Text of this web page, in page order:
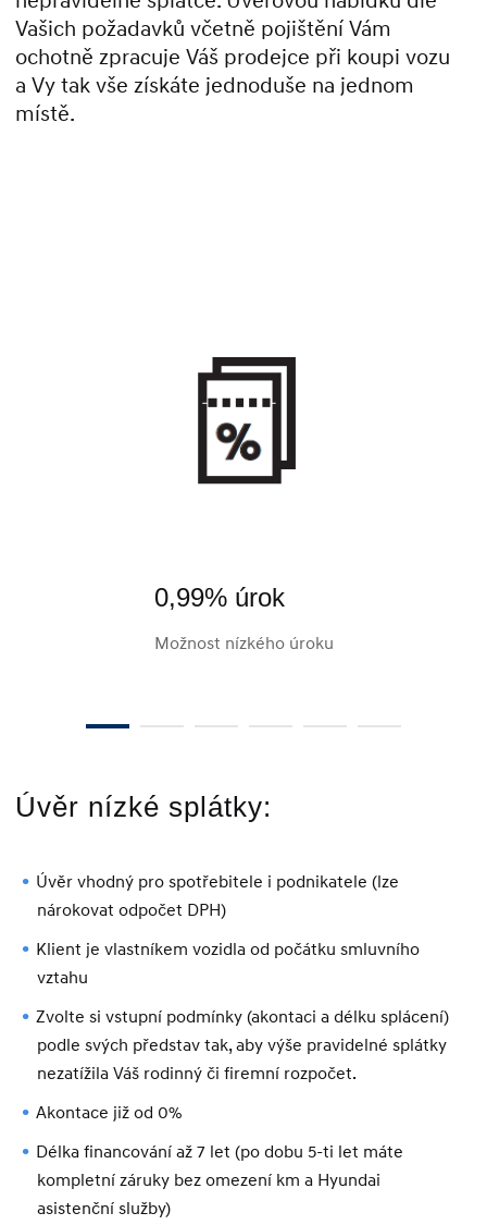
Vašich požadavků včetně pojištění Vám
ochotně zpracuje Váš prodejce při koupi vozu
a Vy tak vše získáte jednoduše na jednom
místě.
0,99% úrok
Možnost nízkého úroku
Úvěr nízké splátky:
Úvěr vhodný pro spotřebitele i podnikatele (lze
nárokovat odpočet DPH)
Klient je vlastníkem vozidla od počátku smluvního
vztahu
Zvolte si vstupní podmínky (akontaci a délku splácení)
podle svých představ tak, aby výše pravidelné splátky
nezatížila Váš rodinný či firemní rozpočet.
Akontace již od 0%
Délka financování až 7 let (po dobu 5-ti let máte
kompletní záruky bez omezení km a Hyundai
asistenční služby)